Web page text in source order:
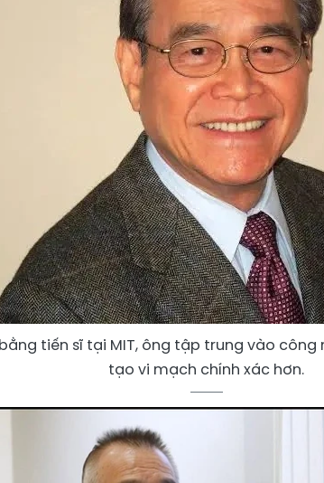
tiến sĩ tại MIT, ông tập trung vào
tạo vi mạch chính xác hơn.